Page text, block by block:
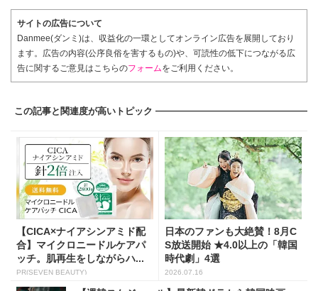
サイトの広告について
Danmee(ダンミ)は、収益化の一環としてオンライン広告を展開しており
ます。広告の内容(公序良俗を害するもの)や、可読性の低下につながる広
告に関するご意見はこちらのフォームをご利用ください。
この記事と関連度が高いトピック
【CICA×ナイアシンアミド配
合】マイクロニードルケアパ
ッチ。肌再生をしながらハ...
PR(SEVEN BEAUTY)
日本のファンも大絶賛！8月C
S放送開始 ★4.0以上の「韓国
時代劇」4選
2026.07.16